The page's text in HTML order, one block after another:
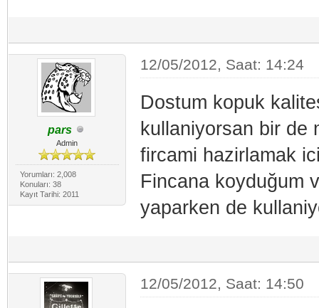
pars
Admin
Yorumları: 2,008
Konuları: 38
Kayıt Tarihi: 2011
12/05/2012, Saat: 14:24
Dostum kopuk
kullaniyorsan bir de
fircami hazirlamak
Fincana koyduğum
yaparken de
12/05/2012, Saat: 14:50